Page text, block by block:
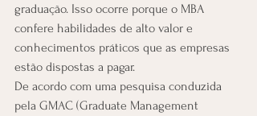
graduação. Isso ocorre porque o MBA
confere habilidades de alto valor e
conhecimentos práticos que as empresas
estão dispostas a pagar.
De acordo com uma pesquisa conduzida
pela GMAC (Graduate Management